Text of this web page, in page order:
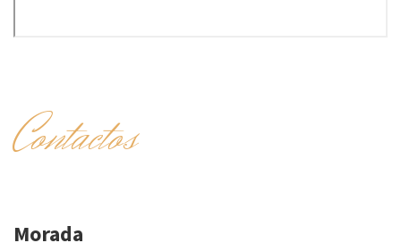
Contactos
Morada